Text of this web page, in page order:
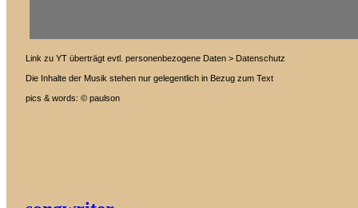
Link zu YT überträgt evtl. personenbezogene Daten > Datenschutz
Die Inhalte der Musik stehen nur gelegentlich in Bezug zum Text
pics & words: © paulson